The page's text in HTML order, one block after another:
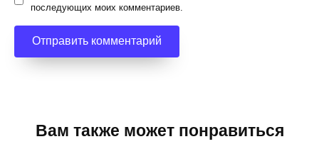
последующих моих комментариев.
Вам также может понравиться